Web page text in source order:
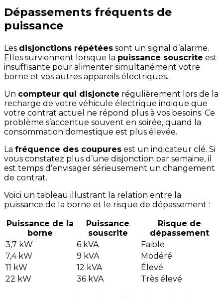
Dépassements fréquents de
puissance
Les disjonctions répétées sont un signal d’alarme.
Elles surviennent lorsque la puissance souscrite est
insuffisante pour alimenter simultanément votre
borne et vos autres appareils électriques.
Un compteur qui disjoncte régulièrement lors de la
recharge de votre véhicule électrique indique que
votre contrat actuel ne répond plus à vos besoins. Ce
problème s’accentue souvent en soirée, quand la
consommation domestique est plus élevée.
La fréquence des coupures est un indicateur clé. Si
vous constatez plus d’une disjonction par semaine, il
est temps d’envisager sérieusement un changement
de contrat.
Voici un tableau illustrant la relation entre la
puissance de la borne et le risque de dépassement :
Puissance de la
borne
Puissance
souscrite
Risque de
dépassement
3,7 kW
6 kVA
Faible
7,4 kW
9 kVA
Modéré
11 kW
12 kVA
Élevé
22 kW
36 kVA Très élevé